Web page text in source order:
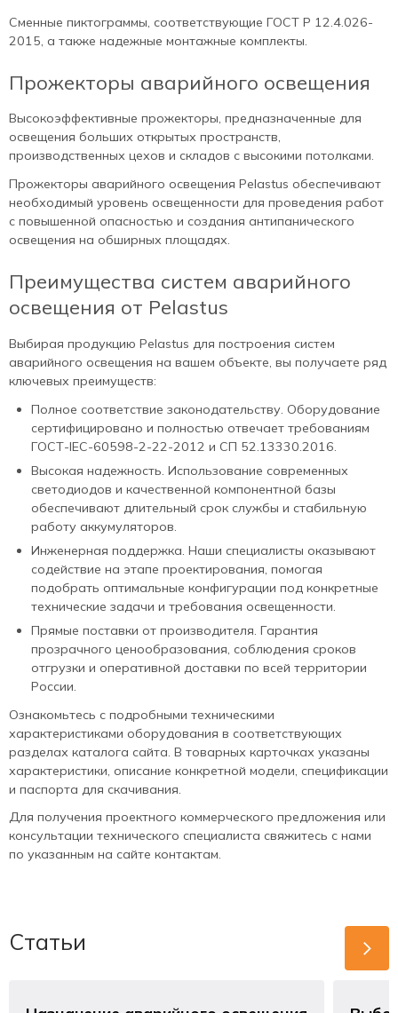
Сменные пиктограммы, соответствующие ГОСТ Р 12.4.026-
2015, а также надежные монтажные комплекты.
Прожекторы аварийного освещения
Высокоэффективные прожекторы, предназначенные для
освещения больших открытых пространств,
производственных цехов и складов с высокими потолками.
Прожекторы аварийного освещения Pelastus обеспечивают
необходимый уровень освещенности для проведения работ
с повышенной опасностью и создания антипанического
освещения на обширных площадях.
Преимущества систем аварийного
освещения от Pelastus
Выбирая продукцию Pelastus для построения систем
аварийного освещения на вашем объекте, вы получаете ряд
ключевых преимуществ:
Полное соответствие законодательству. Оборудование
сертифицировано и полностью отвечает требованиям
ГОСТ-IEC-60598-2-22-2012 и СП 52.13330.2016.
Высокая надежность. Использование современных
светодиодов и качественной компонентной базы
обеспечивают длительный срок службы и стабильную
работу аккумуляторов.
Инженерная поддержка. Наши специалисты оказывают
содействие на этапе проектирования, помогая
подобрать оптимальные конфигурации под конкретные
технические задачи и требования освещенности.
Прямые поставки от производителя. Гарантия
прозрачного ценообразования, соблюдения сроков
отгрузки и оперативной доставки по всей территории
России.
Ознакомьтесь с подробными техническими
характеристиками оборудования в соответствующих
разделах каталога сайта. В товарных карточках указаны
характеристики, описание конкретной модели, спецификации
и паспорта для скачивания.
Для получения проектного коммерческого предложения или
консультации технического специалиста свяжитесь с нами
по указанным на сайте контактам.
Статьи